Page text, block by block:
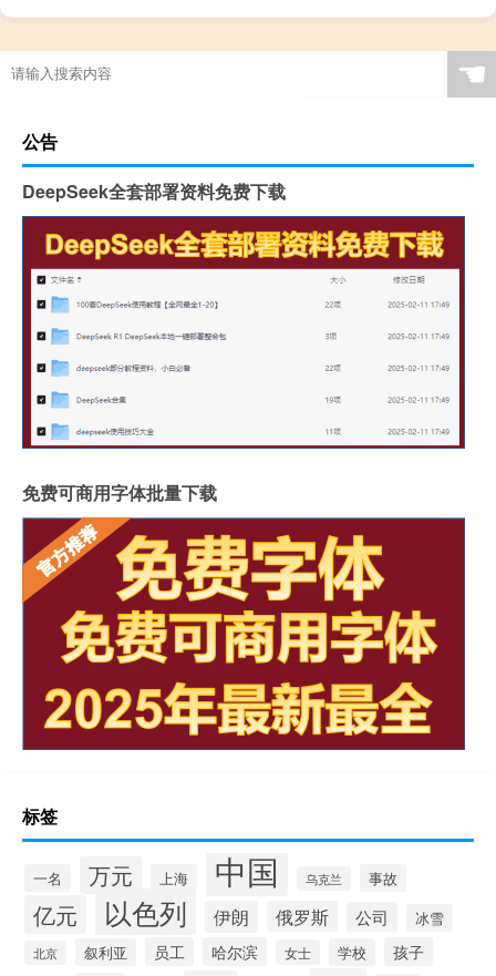
☚
公告
DeepSeek全套部署资料免费下载
免费可商用字体批量下载
标签
一名 万元 上海 中国 乌克兰 事故
亿元 以色列 伊朗 俄罗斯 公司 冰雪
北京 叙利亚 员工 哈尔滨 女士 学校 孩子